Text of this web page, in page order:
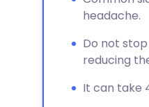
headache.
Do not
reducing
It can take